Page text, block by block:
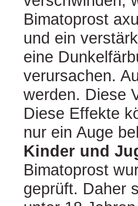
Bimatoprost
und ein
eine
verursachen.
werden. Diese
Diese Effekte
nur ein Auge
Kinder und
Bimatoprost
geprüft. Daher